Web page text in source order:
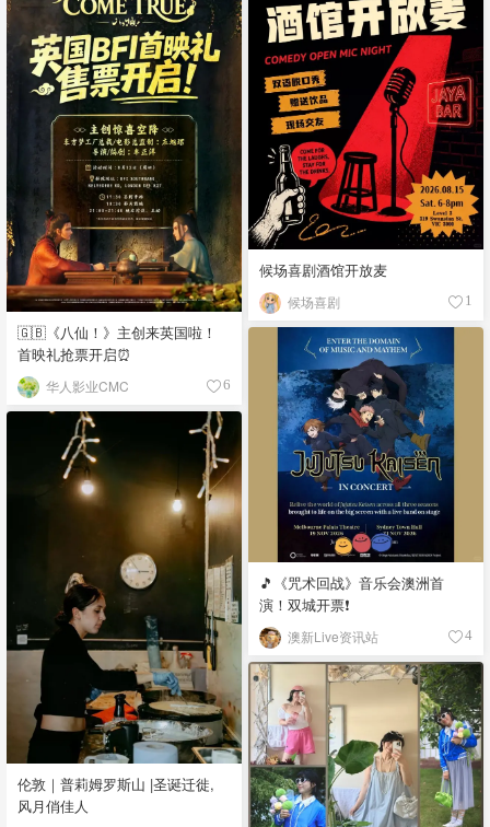
🇬🇧《八仙！》主创来英国啦！
首映礼抢票开启⏰
华人影业CMC 6
候场喜剧酒馆开放麦
候场喜剧 1
🎵《咒术回战》音乐会澳洲首
演！双城开票❗️
澳新Live资讯站 4
伦敦｜普莉姆罗斯山 |圣诞迁徙,
风月俏佳人